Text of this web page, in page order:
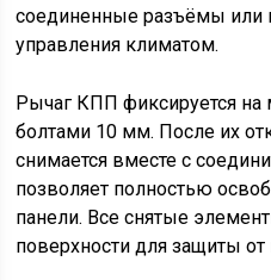
соединенные разъёмы или
управления климатом.
Рычаг КПП фиксируется на
болтами 10 мм. После их
снимается вместе с
позволяет полностью
панели. Все снятые
поверхности для защиты